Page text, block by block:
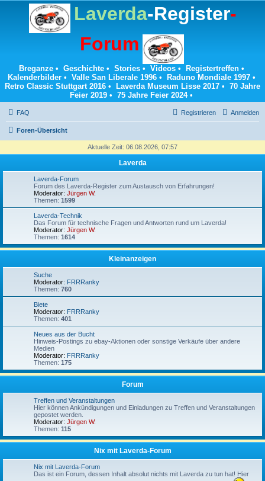
Laverda-Register-
Forum
Breganze• Geschichte• Stories• Videos• Registertreffen•
Kalenderbilder• Valle San Liberale 1996• Raduno Mondiale 1997•
Retro Classic Stuttgart 2016 • Laverda Museum Lisse 2017 • 70 Jahre
Feier 2019 • 75 Jahre Feier 2024•
FAQ Anmelden
Registrieren
Foren-Übersicht
Aktuelle Zeit: 06.08.2026, 07:57
Laverda
Laverda-Forum
Forum des Laverda-Register zum Austausch von Erfahrungen!
Moderator: Jürgen W.
Themen: 1599
Laverda-Technik
Das Forum für technische Fragen und Antworten rund um Laverda!
Moderator: Jürgen W.
Themen: 1614
Kleinanzeigen
Suche
Moderator: FRRRanky
Themen: 760
Biete
Moderator: FRRRanky
Themen: 401
Neues aus der Bucht
Hinweis-Postings zu ebay-Aktionen oder sonstige Verkäufe über andere
Medien
Moderator: FRRRanky
Themen: 175
Forum
Treffen und Veranstaltungen
Hier können Ankündigungen und Einladungen zu Treffen und Veranstaltungen
gepostet werden.
Moderator: Jürgen W.
Themen: 115
Nix mit Laverda-Forum
Nix mit Laverda-Forum
Das ist ein Forum, dessen Inhalt absolut nichts mit Laverda zu tun hat! Hier